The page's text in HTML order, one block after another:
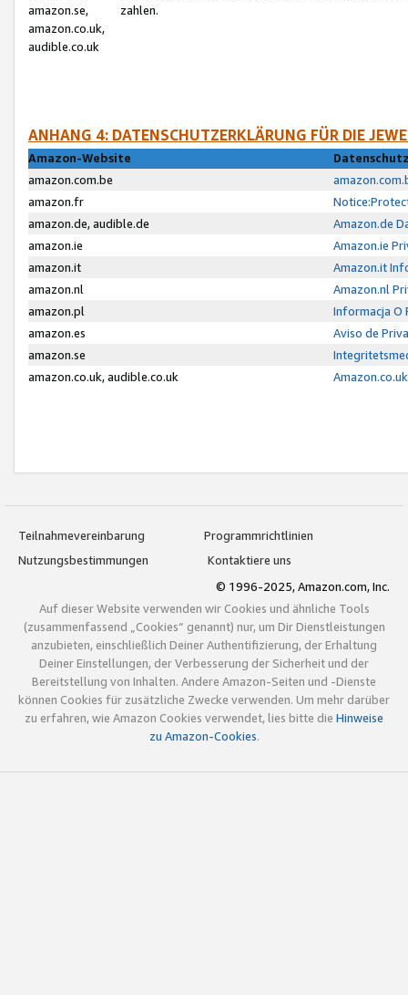
amazon.se,
amazon.co.uk,
audible.co.uk
zahlen.
ANHANG 4: DATENSCHUTZERKLÄRUNG FÜR DIE
Amazon-Website
amazon.com.be
amazon.fr
amazon.de, audible.de
Amazon.de
amazon.ie
Amazon.ie
amazon.it
Amazon.it
amazon.nl
Amazon.nl
amazon.pl
Informacja O
amazon.es
Aviso de
amazon.se
amazon.co.uk, audible.co.uk
Teilnahmevereinbarung
Programmrichtlinien
Nutzungsbestimmungen
Kontaktiere uns
© 1996-2025, Amazon.com, Inc.
Auf dieser Website verwenden wir Cookies und ähnliche Tools
(zusammenfassend „Cookies“ genannt) nur, um Dir Dienstleistungen
anzubieten, einschließlich Deiner Authentifizierung, der Erhaltung
Deiner Einstellungen, der Verbesserung der Sicherheit und der
Bereitstellung von Inhalten. Andere Amazon-Seiten und -Dienste
können Cookies für zusätzliche Zwecke verwenden. Um mehr darüber
zu erfahren, wie Amazon Cookies verwendet, lies bitte die Hinweise
zu Amazon-Cookies.